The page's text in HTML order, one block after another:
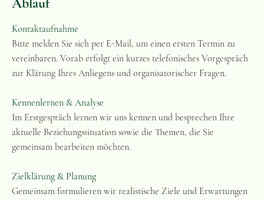
Kontaktaufnahme
Bitte melden Sie sich per E-Mail, um einen ersten Termin zu
vereinbaren. Vorab erfolgt ein kurzes telefonisches Vorgespräch
zur Klärung Ihres Anliegens und organisatorischer Fragen.
Kennenlernen & Analyse
Im Erstgespräch lernen wir uns kennen und besprechen Ihre
aktuelle Beziehungssituation sowie die Themen, die Sie
gemeinsam bearbeiten möchten.
Zielklärung & Planung
Gemeinsam formulieren wir realistische Ziele und Erwartungen